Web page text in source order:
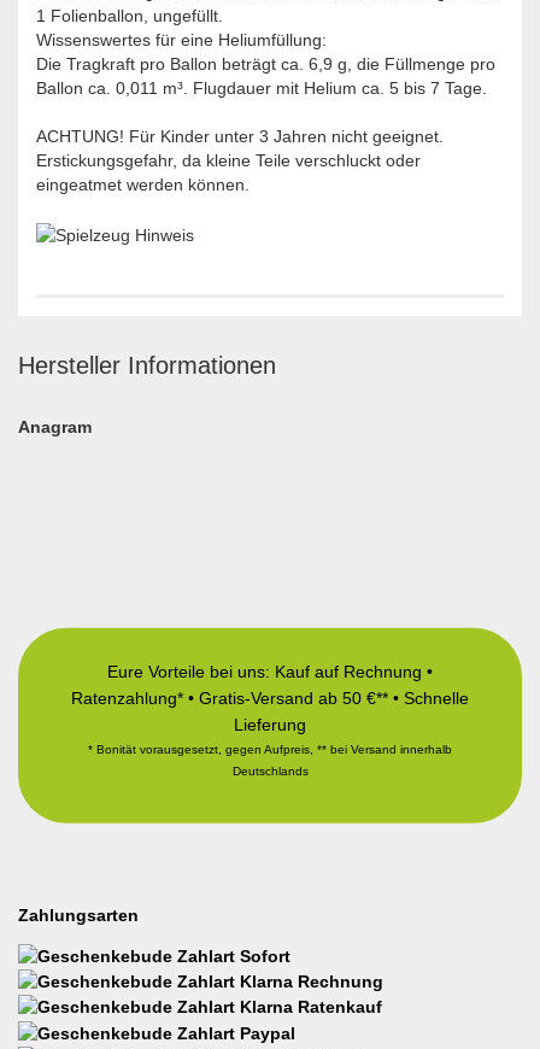
1 Folienballon, ungefüllt.
Wissenswertes für eine Heliumfüllung:
Die Tragkraft pro Ballon beträgt ca. 6,9 g, die Füllmenge pro
Ballon ca. 0,011 m³. Flugdauer mit Helium ca. 5 bis 7 Tage.
ACHTUNG! Für Kinder unter 3 Jahren nicht geeignet.
Erstickungsgefahr, da kleine Teile verschluckt oder
eingeatmet werden können.
Hersteller Informationen
Anagram
Eure Vorteile bei uns: Kauf auf Rechnung •
Ratenzahlung* • Gratis-Versand ab 50 €** • Schnelle
Lieferung
* Bonität vorausgesetzt, gegen Aufpreis, ** bei Versand innerhalb
Deutschlands
Zahlungsarten